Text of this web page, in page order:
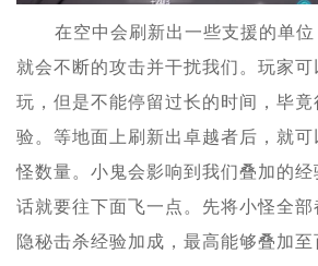
在空中会刷新出一些支援的单
就会不断的攻击并干扰我们。玩家
玩，但是不能停留过长的时间，毕
验。等地面上刷新出卓越者后，就
怪数量。小鬼会影响到我们叠加的
话就要往下面飞一点。先将小怪全
隐秘击杀经验加成，最高能够叠加